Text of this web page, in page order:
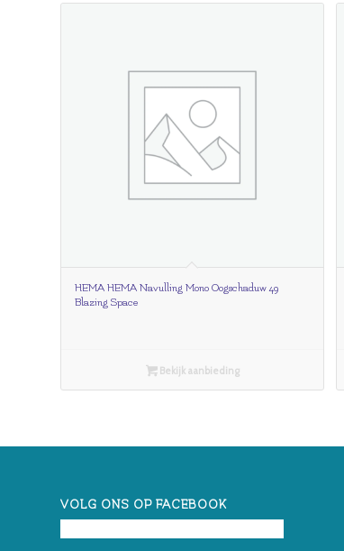
HEMA HEMA Navulling Mono Oogschaduw 49
Blazing Space
Bekijk aanbieding
VOLG ONS OP FACEBOOK